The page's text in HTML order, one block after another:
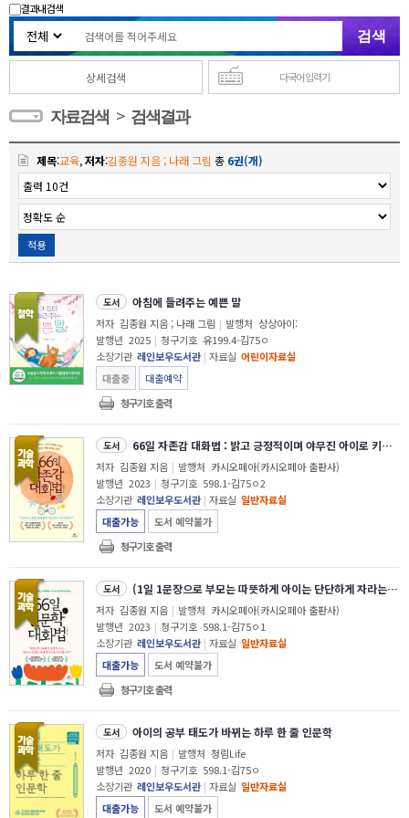
결과내 검색
상세검색 다국어 입력기
자료검색 > 검색결과
제목:교육,저자:김종원 지음 ; 나래 그림 총 6권(개)
적용
도서 아침에 들려주는 예쁜 말
저자 김종원 지음 ; 나래 그림 | 발행처 상상아이:
발행년 2025 | 청구기호 유199.4-김75ㅇ
소장기관 레인보우도서관 | 자료실 어린이자료실
대출중
대출예약
청구기호 출력
도서 66일 자존감 대화법 : 밝고 긍정적이며 야무진 아이로 키우는 하루 10분 부모 대화 수업
저자 김종원 지음 | 발행처 카시오페아(카시오페아 출판사)
발행년 2023 | 청구기호 598.1-김75ㅇ2
소장기관 레인보우도서관 | 자료실 일반자료실
대출가능
도서 예약불가
청구기호 출력
도서 (1일 1문장으로 부모는 따뜻하게 아이는 단단하게 자라는) 66일 인문학 대화법
저자 김종원 지음 | 발행처 카시오페아(카시오페아 출판사)
발행년 2023 | 청구기호 598.1-김75ㅇ1
소장기관 레인보우도서관 | 자료실 일반자료실
대출가능
도서 예약불가
청구기호 출력
도서 아이의 공부 태도가 바뀌는 하루 한 줄 인문학
저자 김종원 지음 | 발행처 청림Life
발행년 2020 | 청구기호 598.1-김75ㅇ
소장기관 레인보우도서관 | 자료실 일반자료실
대출가능
도서 예약불가